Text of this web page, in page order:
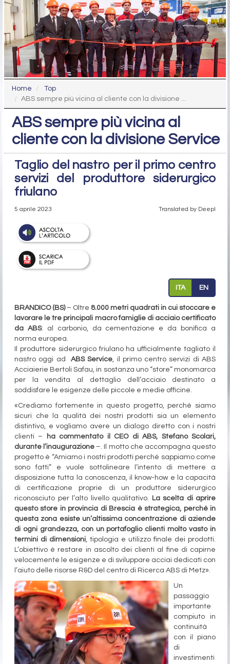
Home
Top
ABS sempre più vicina al cliente con la divisione ...
ABS sempre più vicina al
cliente con la divisione Service
Taglio del nastro per il primo centro
servizi del produttore siderurgico
friulano
5 aprile 2023 Translated by Deepl
ITA EN
BRANDICO (BS)– Oltre 8.000 metri quadrati in cui stoccare e
lavorare letre principali macro famiglie di acciaio certificato
da ABS: al carbonio, da cementazione e da bonifica a
norma europea.
Il produttore siderurgico friulano ha ufficialmente tagliato il
nastro oggi ad
ABS Service, il primo centro servizi di ABS
Acciaierie Bertoli Safau, in sostanza uno “store” monomarca
per la vendita al dettaglio dell’acciaio destinato a
soddisfare le esigenze delle piccole e medie officine.
«Crediamo fortemente in questo progetto, perché siamo
sicuri che la qualità dei nostri prodotti sia un elemento
distintivo, e vogliamo avere un dialogo diretto con i nostri
clienti –
ha commentato il CEO di ABS, Stefano Scolari,
durante l’inaugurazione–. Il motto che accompagna questo
progetto è “Amiamo i nostri prodotti perché sappiamo come
sono fatti” e vuole sottolineare l’intento di mettere a
disposizione tutta la conoscenza, il know-how e la capacità
di certificazione proprie di un produttore siderurgico
riconosciuto per l’alto livello qualitativo.
La scelta di aprire
questo store in provincia di Brescia è strategica, perché in
questa zona esiste un’altissima concentrazione di aziende
di ogni grandezza, con un portafoglio clienti molto vasto in
termini di dimensioni, tipologia e utilizzo finale dei prodotti.
L’obiettivo è restare in ascolto dei clienti al fine di capirne
velocemente le esigenze e di sviluppare acciai dedicati con
l’aiuto delle risorse R&D del centro di Ricerca ABS di Metz».
Un
passaggio
importante
compiuto in
continuità
con il piano
di
investimenti